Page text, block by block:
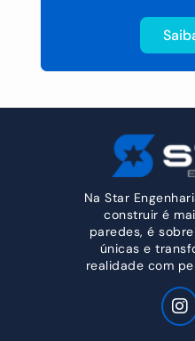
Na Star
construir é
paredes, é
únicas e
realidade com